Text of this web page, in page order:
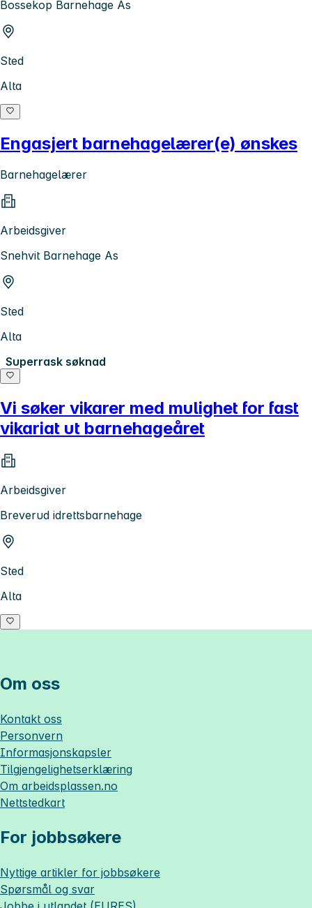
Bossekop Barnehage As
Sted
Alta
Engasjert barnehagelærer(e) ønskes
Barnehagelærer
Arbeidsgiver
Snehvit Barnehage As
Sted
Alta
Superrask søknad
Vi søker vikarer med mulighet for fast
vikariat ut barnehageåret
Arbeidsgiver
Breverud idrettsbarnehage
Sted
Alta
Om oss
Kontakt oss
Personvern
Informasjonskapsler
Tilgjengelighetserklæring
Om arbeidsplassen.no
Nettstedkart
For jobbsøkere
Nyttige artikler for jobbsøkere
Spørsmål og svar